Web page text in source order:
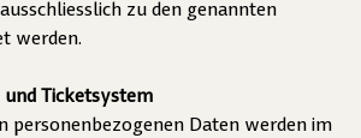
zu den genannten
werden.
Ticketsystem
personenbezogenen Daten werden im